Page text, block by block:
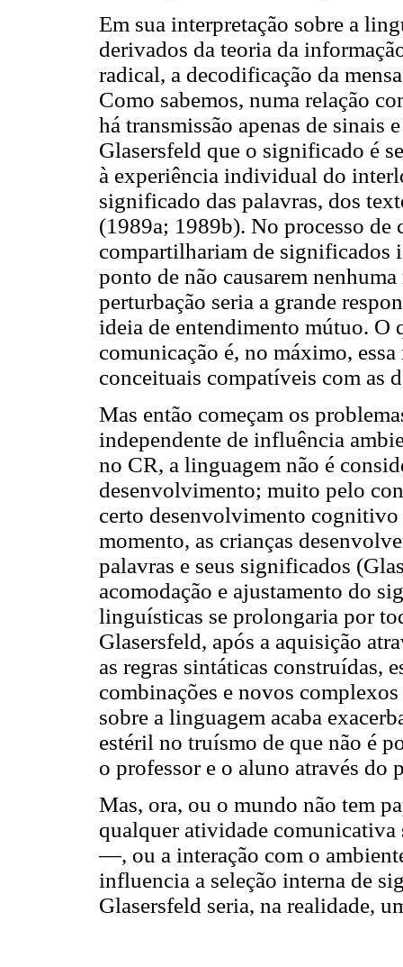
Em sua interpretação sobre a
derivados da teoria da
radical, a decodificação da
Como sabemos, numa relação
há transmissão apenas de
Glasersfeld que o significado é
à experiência individual do
significado das palavras, dos
(1989a; 1989b). No processo
compartilhariam de significados
ponto de não causarem
perturbação seria a grande
ideia de entendimento mútuo. O
comunicação é, no máximo,
conceituais compatíveis com as
Mas então começam os
independente de influência
no CR, a linguagem não é
desenvolvimento; muito pelo
certo desenvolvimento
momento, as crianças
palavras e seus significados
acomodação e ajustamento do
linguísticas se prolongaria por
Glasersfeld, após a aquisição
as regras sintáticas construídas,
combinações e novos
sobre a linguagem acaba
estéril no truísmo de que não é
o professor e o aluno através do
Mas, ora, ou o mundo não tem
qualquer atividade
—, ou a interação com o
influencia a seleção interna de
Glasersfeld seria, na realidade,